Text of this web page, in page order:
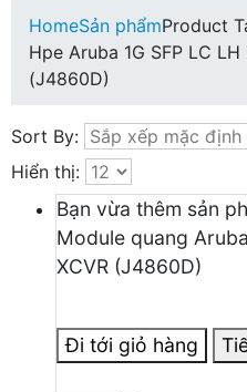
HomeSản phẩmProduct
Hpe Aruba 1G SFP LC
(J4860D)
Sort By:
Hiển thị:
Bạn vừa thêm sản
Module quang
XCVR (J4860D)
Đi tới giỏ hàng